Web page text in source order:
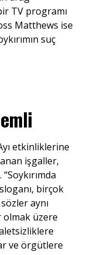
TV programı
Matthews ise
suç
etkinliklerine
işgaller,
birçok
aynı
olmak üzere
ve örgütlere